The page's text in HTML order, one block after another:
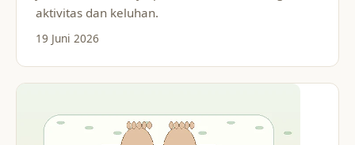
aktivitas dan keluhan.
19 Juni 2026